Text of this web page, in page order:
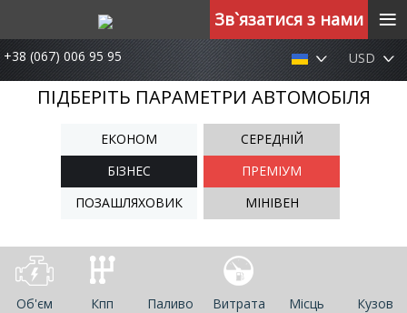
+38 (067) 006 95 95 USD
ПІДБЕРІТЬ ПАРАМЕТРИ АВТОМОБІЛЯ
ЕКОНОМ
СЕРЕДНІЙ
БІЗНЕС
ПРЕМІУМ
ПОЗАШЛЯХОВИК
МІНІВЕН
Об'єм Кпп Паливо Витрата Місць Кузов
Зв`язатися з нами ≡